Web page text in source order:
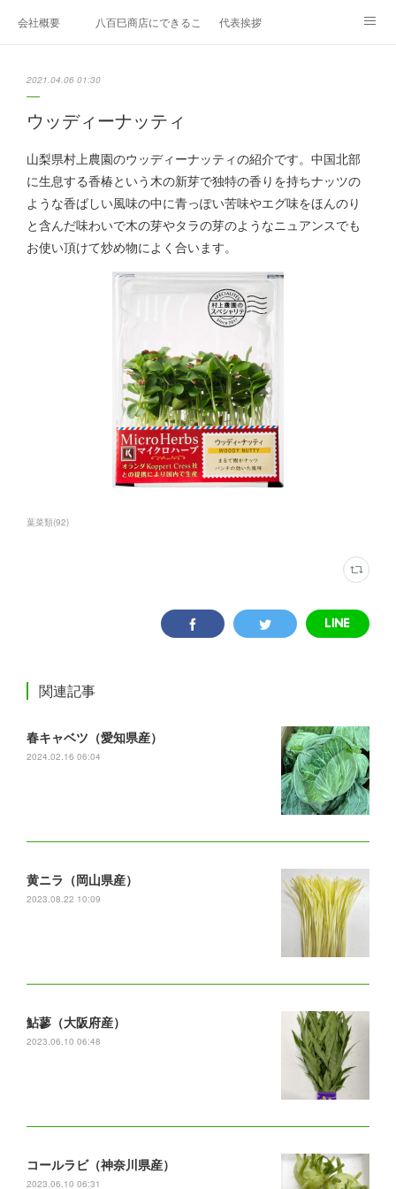
会社概要 八百巳商店にできること 代表挨拶
7月のおすすめ 8月のおすすめ 9月のおすすめ
10月のおすすめ 11月のおすすめ 12月のおすすめ
エディブルフラワー 久保田農園
2021.04.06 01:30
ウッディーナッティ
山梨県村上農園のウッディーナッティの紹介です。中国北部
に生息する香椿という木の新芽で独特の香りを持ちナッツの
ような香ばしい風味の中に青っぽい苦味やエグ味をほんのり
と含んだ味わいで木の芽やタラの芽のようなニュアンスでも
お使い頂けて炒め物によく合います。
葉菜類(92)
関連記事
春キャベツ（愛知県産）
2024.02.16 06:04
黄ニラ（岡山県産）
2023.08.22 10:09
鮎蓼（大阪府産）
2023.06.10 06:48
コールラビ（神奈川県産）
2023.06.10 06:31